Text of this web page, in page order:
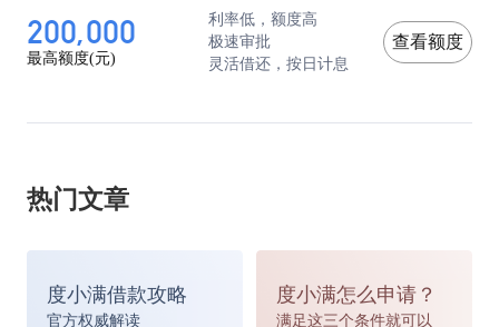
流程上相对的稍微快捷一些。
商业保险报销期限在不同的保险公司在规定上
200,000
最高额度(元)
利率低，额度高
极速审批
灵活借还，按日计息
查看额度
热门文章
度小满借款攻略
官方权威解读
度小满怎么申请？
满足这三个条件就可以